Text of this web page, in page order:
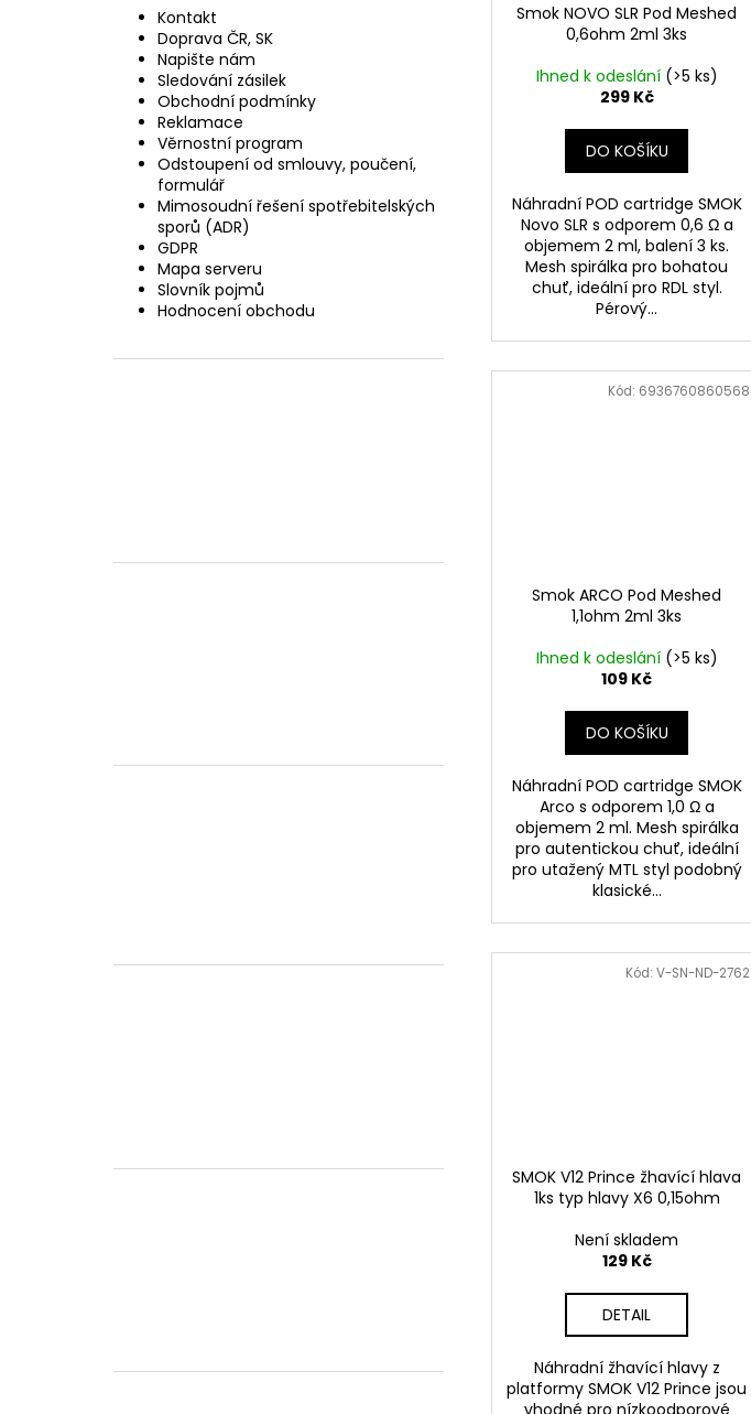
Kontakt
Doprava ČR, SK
Napište nám
Sledování zásilek
Obchodní podmínky
Reklamace
Věrnostní program
Odstoupení od smlouvy, poučení,
formulář
Mimosoudní řešení spotřebitelských
sporů (ADR)
GDPR
Mapa serveru
Slovník pojmů
Hodnocení obchodu
Smok NOVO SLR Pod Meshed
0,6ohm 2ml 3ks
Ihned k odeslání (>5 ks)
299 Kč
DO KOŠÍKU
Náhradní POD cartridge SMOK
Novo SLR s odporem 0,6 Ω a
objemem 2 ml, balení 3 ks.
Mesh spirálka pro bohatou
chuť, ideální pro RDL styl.
Pérový...
Smok ARCO Pod Meshed
1,1ohm 2ml 3ks
Ihned k odeslání (>5 ks)
109 Kč
DO KOŠÍKU
Náhradní POD cartridge SMOK
Arco s odporem 1,0 Ω a
objemem 2 ml. Mesh spirálka
pro autentickou chuť, ideální
pro utažený MTL styl podobný
klasické...
Kód: 6936760860568
SMOK V12 Prince žhavící hlava
1ks typ hlavy X6 0,15ohm
Není skladem
129 Kč
DETAIL
Náhradní žhavící hlavy z
platformy SMOK V12 Prince jsou
vhodné pro nízkoodporové
Kód:V-SN-ND-2762